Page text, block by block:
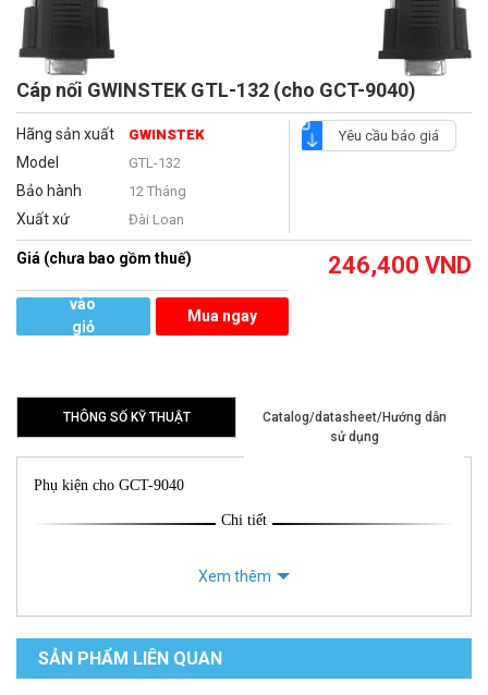
Cáp nối GWINSTEK GTL-132 (cho GCT-9040)
Hãng sản xuất GWINSTEK
Model GTL-132
Bảo hành 12 Tháng
Xuất xứ Đài Loan
Yêu cầu báo giá
Giá (chưa bao gồm thuế) 246,400 VND
vào
giỏ
Mua ngay
THÔNG SỐ KỸ THUẬT
Catalog/datasheet/Hướng dẫn
sử dụng
Phụ kiện cho GCT-9040
Chi tiết
Xem thêm
SẢN PHẨM LIÊN QUAN